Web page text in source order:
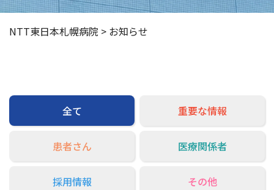
採用情報
NTT東日本札幌病院 > お知らせ
全て 重要な情報
患者さん 医療関係者
採用情報 その他